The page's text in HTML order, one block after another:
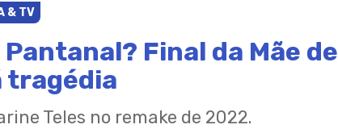
& TV
Final da Mãe de
tragédia
Teles no remake de 2022.